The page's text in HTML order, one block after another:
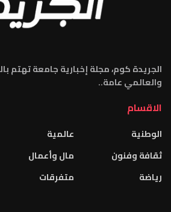
الجريدة كوم، مجلة إخبارية جامعة تهتم
والعالمي عامة..
الاقسام
الوطنية
ثقافة وفنون
رياضة
عالمية
مال وأعمال
متفرقات